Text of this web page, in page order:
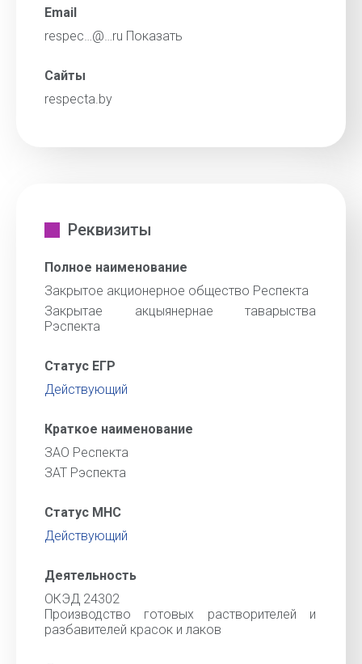
Email
respec…@…ru Показать
Сайты
respecta.by
Реквизиты
Полное наименование
Закрытое акционерное общество Респекта
Закрытае акцыянернае таварыства
Рэспекта
Статус ЕГР
Действующий
Краткое наименование
ЗАО Респекта
ЗАТ Рэспекта
Статус МНС
Действующий
Деятельность
ОКЭД 24302
Производство готовых растворителей и
разбавителей красок и лаков